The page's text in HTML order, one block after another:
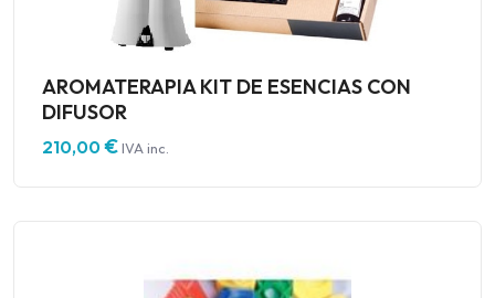
AROMATERAPIA KIT DE ESENCIAS CON
DIFUSOR
210,00€IVA inc.